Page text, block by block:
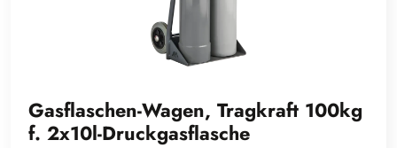
Gasflaschen-Wagen, Tragkraft 100kg
f. 2x10l-Druckgasflasche